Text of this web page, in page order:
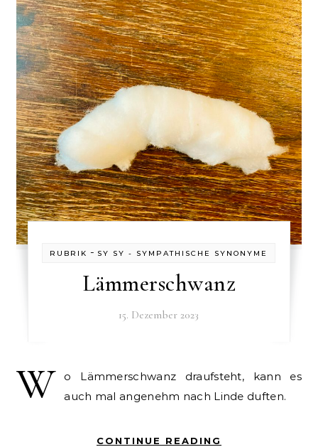
RUBRIK - SY SY - SYMPATHISCHE SYNONYME
Lämmerschwanz
15. Dezember 2023
W
o Lämmerschwanz draufsteht, kann es
auch mal angenehm nach Linde duften.
CONTINUE READING